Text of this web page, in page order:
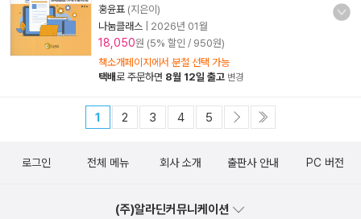
홍윤표 (지은이)
나눔클래스
2026년 01월
18,050원 (5% 할인 / 950원)
책소개페이지에서 분철 선택 가능
택배로 주문하면 8월 12일 출고 변경
1 2 3 4 5
로그인 전체 메뉴 회사 소개 출판사 안내 PC 버전
(주)알라딘커뮤니케이션